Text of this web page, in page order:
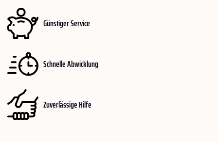
Günstiger Service
Schnelle Abwicklung
Zuverlässige Hilfe